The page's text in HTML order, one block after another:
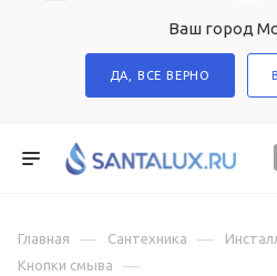
Ваш город
ДА, ВСЕ ВЕРНО
Главная — Сантехника —
Кнопки смыва —